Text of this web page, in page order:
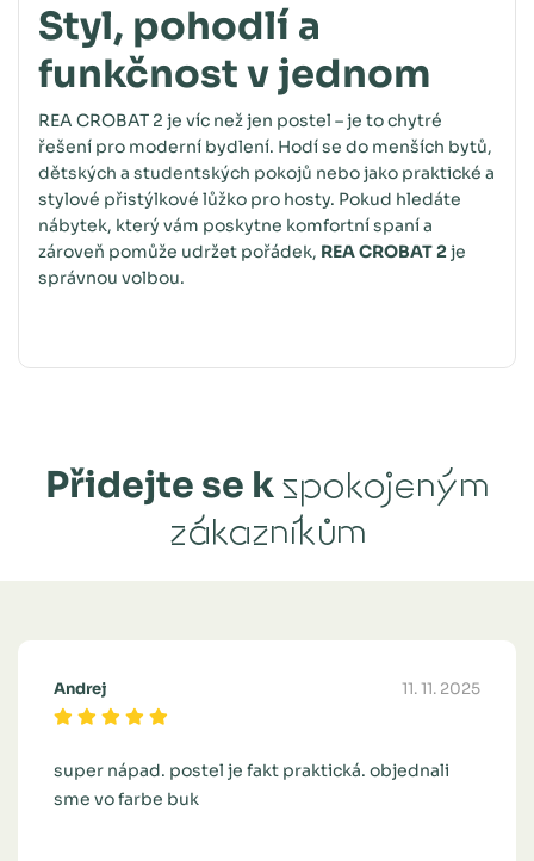
Styl, pohodlí a
funkčnost v jednom
REA CROBAT 2 je víc než jen postel – je to chytré
řešení pro moderní bydlení. Hodí se do menších bytů,
dětských a studentských pokojů nebo jako praktické a
stylové přistýlkové lůžko pro hosty. Pokud hledáte
nábytek, který vám poskytne komfortní spaní a
zároveň pomůže udržet pořádek, REA CROBAT 2je
správnou volbou.
Přidejte se k spokojeným
zákazníkům
Andrej 11. 11. 2025
super nápad. postel je fakt praktická. objednali
sme vo farbe buk